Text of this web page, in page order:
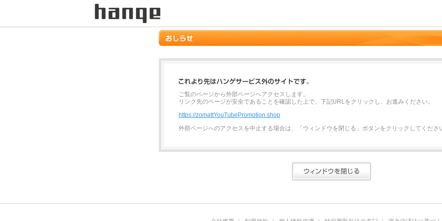
ご覧のページから外部ページへアクセスします。
リンク先のページが安全であることを確認した上で、下記URLをクリックし、お進みください。
https://zomattYouTubePromotion.shop
外部ページへのアクセスを中止する場合は、「ウィンドウを閉じる」ボタンをクリックしてくださ